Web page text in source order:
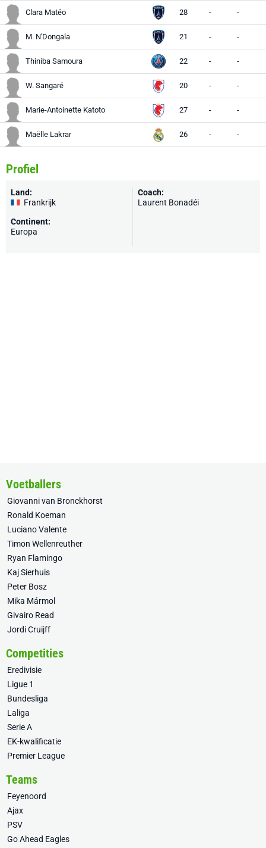
Clara Matéo 28 - -
M. N'Dongala 21 - -
Thiniba Samoura 22 - -
W. Sangaré 20 - -
Marie-Antoinette Katoto 27 - -
Maëlle Lakrar 26 - -
Profiel
Land:
Frankrijk
Continent:
Europa
Coach:
Laurent Bonadéi
Voetballers
Giovanni van Bronckhorst
Ronald Koeman
Luciano Valente
Timon Wellenreuther
Ryan Flamingo
Kaj Sierhuis
Peter Bosz
Mika Mármol
Givairo Read
Jordi Cruijff
Competities
Eredivisie
Ligue 1
Bundesliga
Laliga
Serie A
EK-kwalificatie
Premier League
Teams
Feyenoord
Ajax
PSV
Go Ahead Eagles